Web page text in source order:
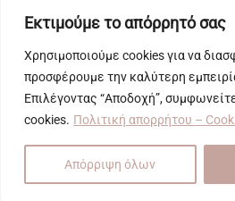
Εκτιμούμε το απόρρητό σας
Χρησιμοποιούμε cookies για να
προσφέρουμε την καλύτερη
Επιλέγοντας “Αποδοχή”,
cookies. Πολιτική απορρήτου –
Απόρριψη όλων
Web development by